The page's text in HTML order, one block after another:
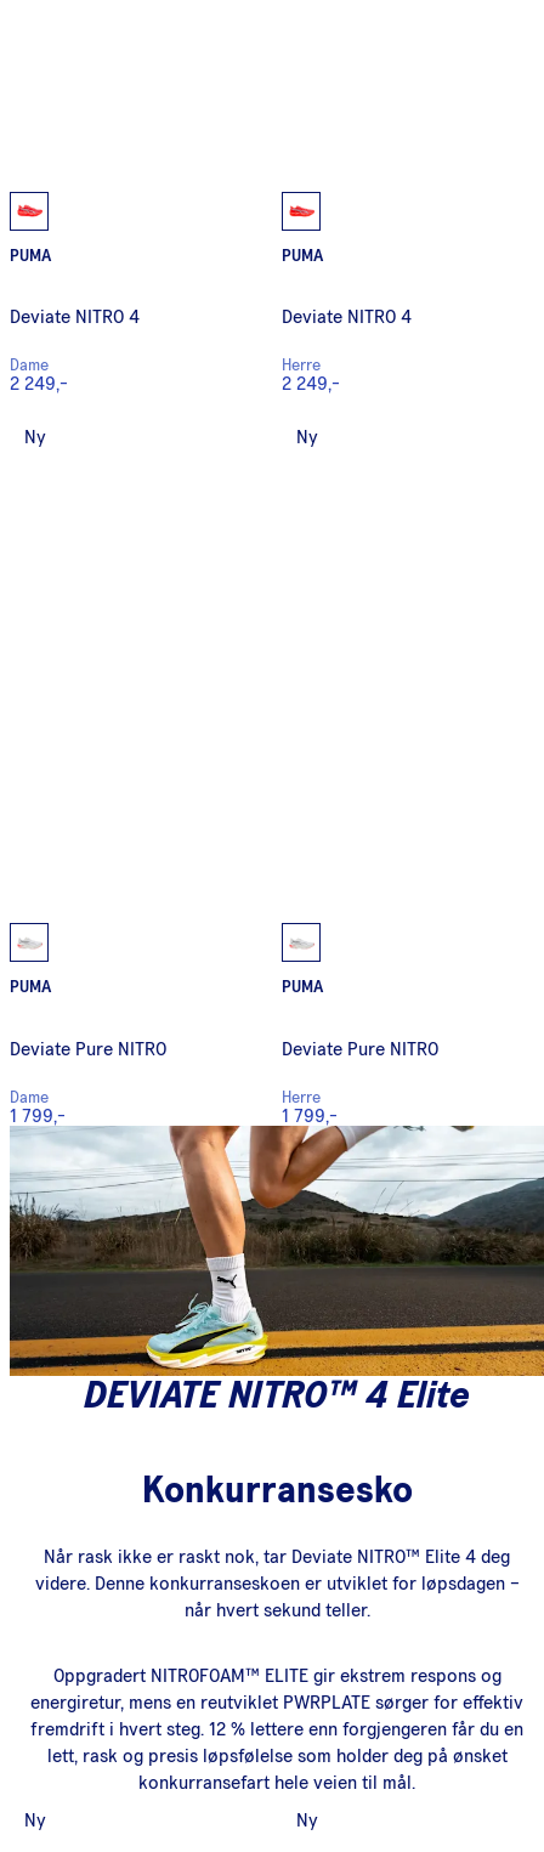
PUMA
Deviate NITRO 4
Dame
2 249,-
PUMA
Deviate NITRO 4
Herre
2 249,-
Ny
PUMA
Deviate Pure NITRO
Dame
1 799,-
Ny
PUMA
Deviate Pure NITRO
Herre
1 799,-
DEVIATE NITRO™ 4 Elite
Konkurransesko
Når rask ikke er raskt nok, tar Deviate NITRO™ Elite 4 deg
videre. Denne konkurranseskoen er utviklet for løpsdagen –
når hvert sekund teller.
Oppgradert NITROFOAM™ ELITE gir ekstrem respons og
energiretur, mens en reutviklet PWRPLATE sørger for effektiv
fremdrift i hvert steg. 12 % lettere enn forgjengeren får du en
lett, rask og presis løpsfølelse som holder deg på ønsket
konkurransefart hele veien til mål.
Ny
Ny